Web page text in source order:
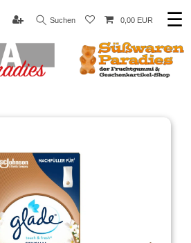
Suchen 0,00 EUR ☰